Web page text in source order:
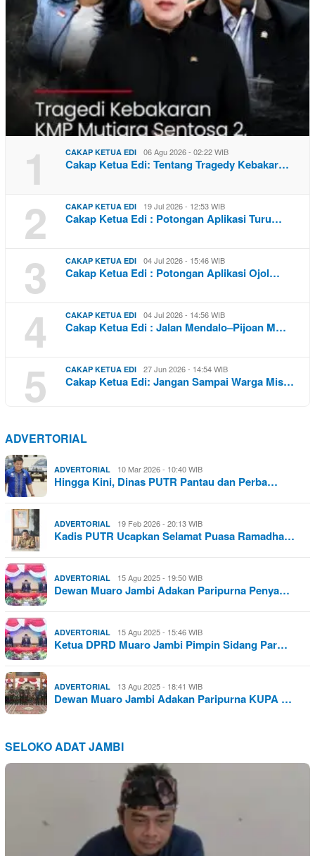
1 CAKAP KETUA EDI 06 Agu 2026 - 02:22 WIB
Cakap Ketua Edi: Tentang Tragedy Kebakar…
2 CAKAP KETUA EDI 19 Jul 2026 - 12:53 WIB
Cakap Ketua Edi : Potongan Aplikasi Turu…
3 CAKAP KETUA EDI 04 Jul 2026 - 15:46 WIB
Cakap Ketua Edi : Potongan Aplikasi Ojol…
4 CAKAP KETUA EDI 04 Jul 2026 - 14:56 WIB
Cakap Ketua Edi : Jalan Mendalo–Pijoan M…
5 CAKAP KETUA EDI 27 Jun 2026 - 14:54 WIB
Cakap Ketua Edi: Jangan Sampai Warga Mis…
ADVERTORIAL
ADVERTORIAL 10 Mar 2026 - 10:40 WIB
Hingga Kini, Dinas PUTR Pantau dan Perba…
ADVERTORIAL 19 Feb 2026 - 20:13 WIB
Kadis PUTR Ucapkan Selamat Puasa Ramadha…
ADVERTORIAL 15 Agu 2025 - 19:50 WIB
Dewan Muaro Jambi Adakan Paripurna Penya…
ADVERTORIAL 15 Agu 2025 - 15:46 WIB
Ketua DPRD Muaro Jambi Pimpin Sidang Par…
ADVERTORIAL 13 Agu 2025 - 18:41 WIB
Dewan Muaro Jambi Adakan Paripurna KUPA …
SELOKO ADAT JAMBI